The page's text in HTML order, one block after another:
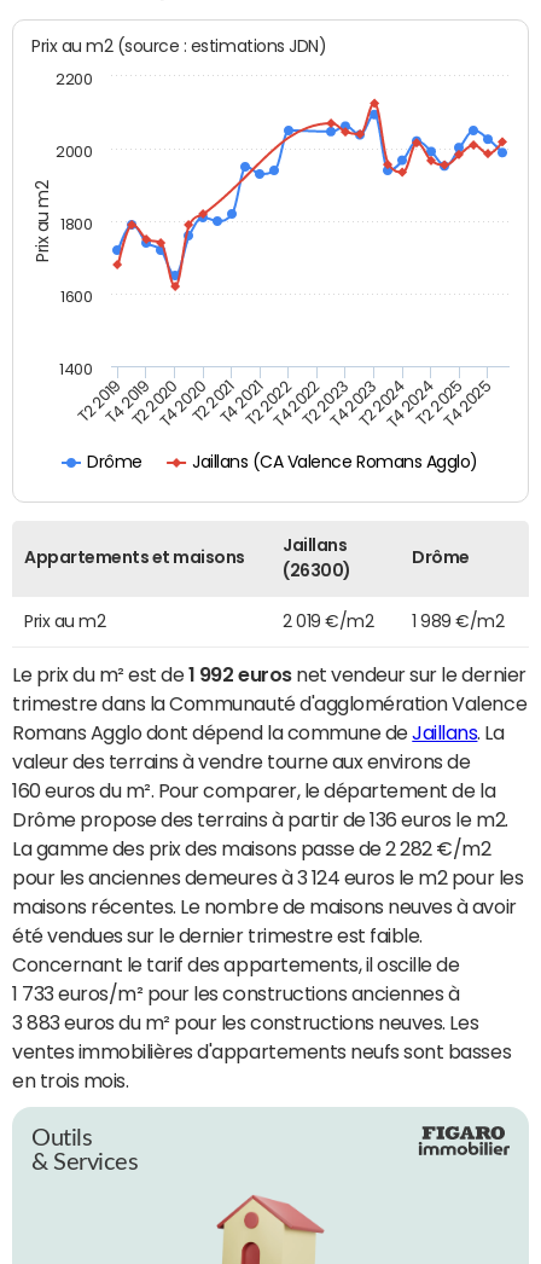
Prix au m2
Prix au m2 (source : estimations JDN)
Drôme Jaillans (CA Valence Romans Agglo)
T2 2019T4 2019T2 2020T4 2020T2 2021T4 2021T2 2022T4 2022T2 2023T4 2023T2 2024T4 2024T2 2025T4 2025
1600
1800
2000
2200
1400
Appartements et maisons
Jaillans
(26300)
Drôme
Prix au m2 2 019 €/m2 1 989 €/m2
Le prix du m² est de1 992 eurosnet vendeur sur le dernier
trimestre dans la Communauté d'agglomération Valence
Romans Agglo dont dépend la commune deJaillans. La
valeur des terrains à vendre tourne aux environs de
160 euros du m². Pour comparer, le département de la
Drôme propose des terrains à partir de 136 euros le m2.
La gamme des prix des maisons passe de 2 282 €/m2
pour les anciennes demeures à 3 124 euros le m2 pour les
maisons récentes. Le nombre de maisons neuves à avoir
été vendues sur le dernier trimestre est faible.
Concernant le tarif des appartements, il oscille de
1 733 euros/m² pour les constructions anciennes à
3 883 euros du m² pour les constructions neuves. Les
ventes immobilières d'appartements neufs sont basses
en trois mois.
Outils
& Services